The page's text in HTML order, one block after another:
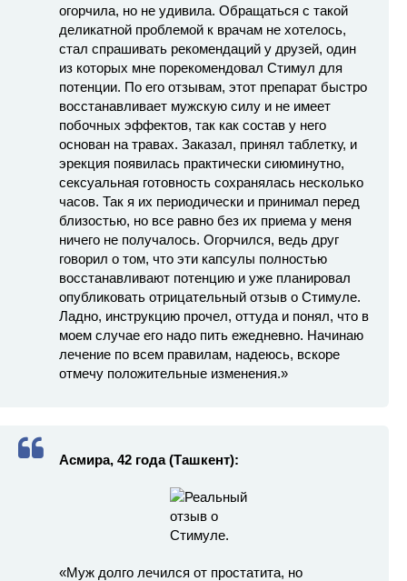
огорчила, но не удивила. Обращаться с такой
деликатной проблемой к врачам не хотелось,
стал спрашивать рекомендаций у друзей, один
из которых мне порекомендовал Стимул для
потенции. По его отзывам, этот препарат быстро
восстанавливает мужскую силу и не имеет
побочных эффектов, так как состав у него
основан на травах. Заказал, принял таблетку, и
эрекция появилась практически сиюминутно,
сексуальная готовность сохранялась несколько
часов. Так я их периодически и принимал перед
близостью, но все равно без их приема у меня
ничего не получалось. Огорчился, ведь друг
говорил о том, что эти капсулы полностью
восстанавливают потенцию и уже планировал
опубликовать отрицательный отзыв о Стимуле.
Ладно, инструкцию прочел, оттуда и понял, что в
моем случае его надо пить ежедневно. Начинаю
лечение по всем правилам, надеюсь, вскоре
отмечу положительные изменения.»
Асмира, 42 года (Ташкент):
«Муж долго лечился от простатита, но